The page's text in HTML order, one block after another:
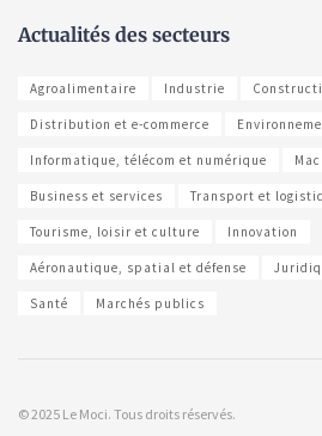
Actualités des secteurs
Agroalimentaire Industrie
Distribution et e-commerce
Informatique, télécom et numérique
Business et services Transport et
Tourisme, loisir et culture Innovation
Aéronautique, spatial et défense
Santé Marchés publics
© 2025 Le Moci. Tous droits réservés.